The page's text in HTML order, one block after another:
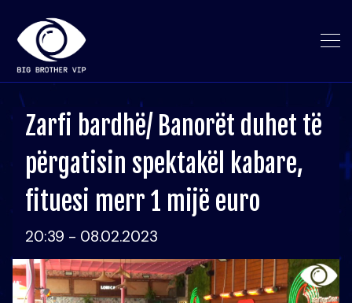
Zarfi bardhë/ Banorët duhet të
përgatisin spektakël kabare,
fituesi merr 1 mijë euro
20:39 - 08.02.2023